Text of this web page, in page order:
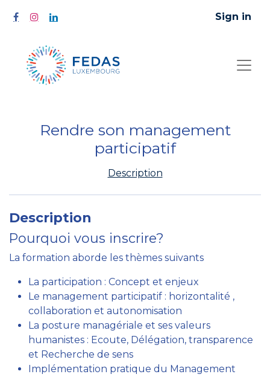
Sign in
Rendre son management
participatif
Description
Description
Pourquoi vous inscrire?
La formation aborde les thèmes suivants
La participation : Concept et enjeux
Le management participatif : horizontalité ,
collaboration et autonomisation
La posture managériale et ses valeurs
humanistes : Ecoute, Délégation, transparence
et Recherche de sens
Implémentation pratique du Management